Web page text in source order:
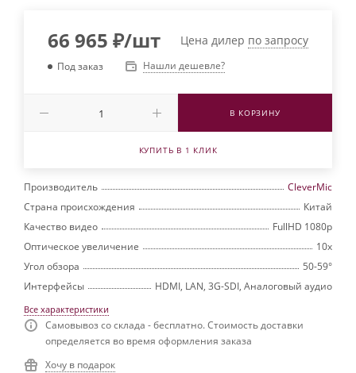
66 965 ₽/шт Цена дилер по запросу
Под заказ Нашли дешевле?
В КОРЗИНУ
КУПИТЬ В 1 КЛИК
Производитель
CleverMic
Страна происхождения
Китай
Качество видео
FullHD 1080p
Оптическое увеличение
10х
Угол обзора
50-59°
Интерфейсы
HDMI, LAN, 3G-SDI, Аналоговый аудио
Все характеристики
Самовывоз со склада - бесплатно. Стоимость доставки
определяется во время оформления заказа
Хочу в подарок